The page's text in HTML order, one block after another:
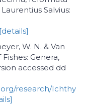
Salvius:
[details]
W. N. & Van
Genera,
accessed dd
research/Ichthy